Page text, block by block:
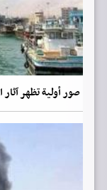
صور أولية تظهر